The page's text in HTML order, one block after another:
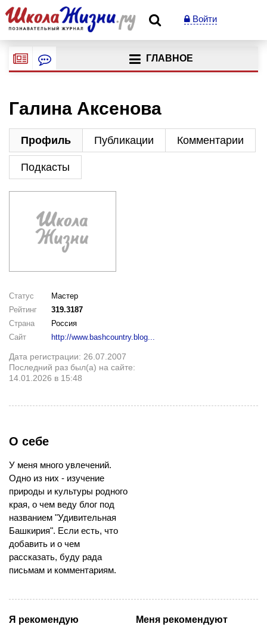
Войти
ГЛАВНОЕ
Галина Аксенова
Профиль Публикации Комментарии
Подкасты
Статус
Мастер
Рейтинг
319.3187
Страна
Россия
Сайт
http://www.bashcountry.blog...
Дата регистрации: 26.07.2007
Последний раз был(а) на сайте:
14.01.2026 в 15:48
О себе
У меня много увлечений.
Одно из них - изучение
природы и культуры родного
края, о чем веду блог под
названием "Удивительная
Башкирия". Если есть, что
добавить и о чем
рассказать, буду рада
письмам и комментариям.
Я рекомендую Меня рекомендуют